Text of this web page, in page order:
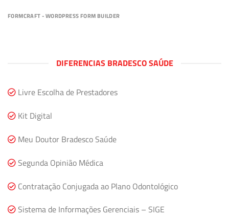
FORMCRAFT - WORDPRESS FORM BUILDER
DIFERENCIAS BRADESCO SAÚDE
Livre Escolha de Prestadores
Kit Digital
Meu Doutor Bradesco Saúde
Segunda Opinião Médica
Contratação Conjugada ao Plano Odontológico
Sistema de Informações Gerenciais – SIGE